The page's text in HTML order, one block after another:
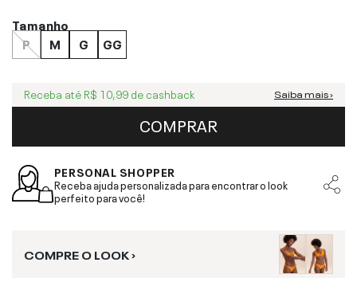
Tamanho
P
M G GG
Receba até R$ 10,99 de cashback Saiba mais ›
COMPRAR
PERSONAL SHOPPER
Receba ajuda personalizada para encontrar o look
perfeito para você!
COMPRE O LOOK ›